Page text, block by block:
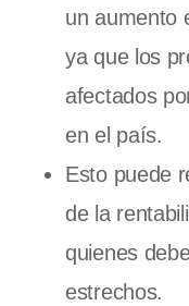
un aumento
ya que los
afectados
en el país.
Esto puede
de la
quienes
estrechos.